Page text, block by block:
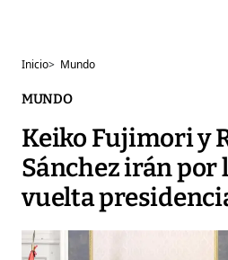
Inicio> Mundo
MUNDO
Keiko Fujimori y
Sánchez irán por
vuelta